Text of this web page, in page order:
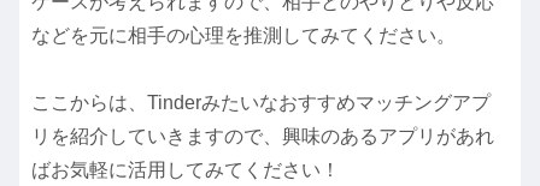
などを元に相手の心理を推測してみてください。
ここからは、Tinderみたいなおすすめマッチングアプ
リを紹介していきますので、興味のあるアプリがあれ
ばお気軽に活用してみてください！